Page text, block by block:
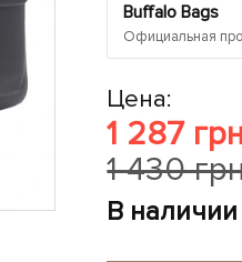
Buffalo Bags
Официальная
Цена:
1 287
1 430
В наличии